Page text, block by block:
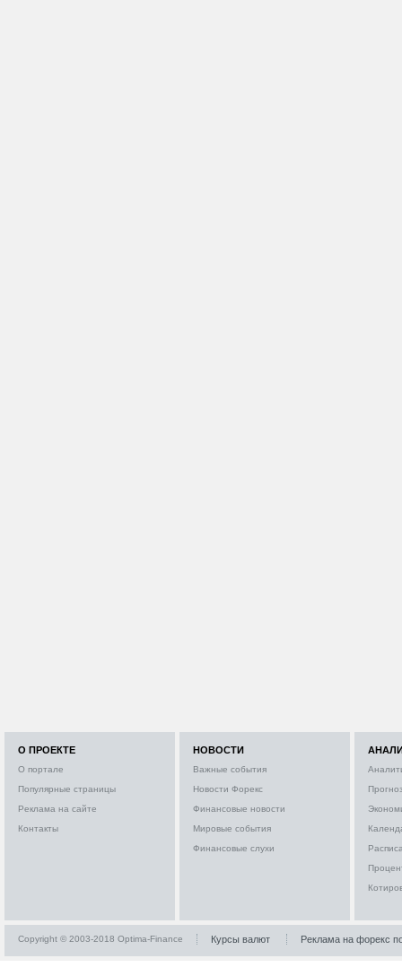
О ПРОЕКТЕ
О портале
Популярные страницы
Реклама на сайте
Контакты
НОВОСТИ
Важные события
Новости Форекс
Финансовые новости
Мировые события
Финансовые слухи
Copyright © 2003-2018 Optima-Finance Курсы валют Реклама на форекс